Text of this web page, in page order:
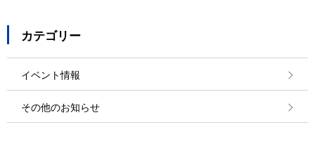
カテゴリー
イベント情報
その他のお知らせ